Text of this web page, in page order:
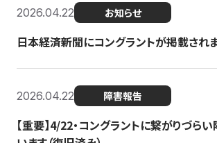
2026.04.22 お知らせ
日本経済新聞にコングラントが掲載され
2026.04.22 障害報告
【重要】4/22・コングラントに繋がりづら